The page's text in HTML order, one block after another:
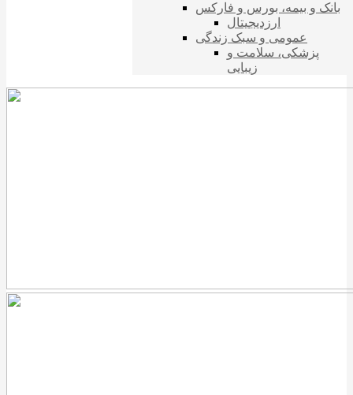
بانک و بیمه، بورس و فارکس
ارزدیجیتال
عمومی و سبک زندگی
پزشکی، سلامت و
زیبایی